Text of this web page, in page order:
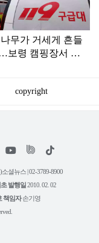
무가 거세게 흔들
보령 캠핑장서 일
copyright
위
트
유
튜
틱
셜뉴스 | 02-3789-8900
발행일 2010. 02. 02
책임자손기영